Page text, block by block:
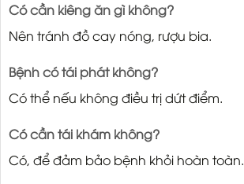
Có cần kiêng ăn gì không?
Nên tránh đồ cay nóng, rượu bia.
Bệnh có tái phát không?
Có thể nếu không điều trị dứt điểm.
Có cần tái khám không?
Có, để đảm bảo bệnh khỏi hoàn toàn.